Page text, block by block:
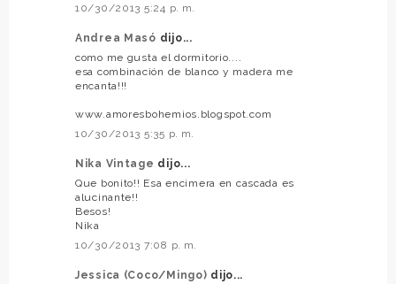
10/30/2013 5:24 p. m.
Andrea Masó dijo...
como me gusta el dormitorio....
esa combinación de blanco y madera me
encanta!!!
www.amoresbohemios.blogspot.com
10/30/2013 5:35 p. m.
Nika Vintage dijo...
Que bonito!! Esa encimera en cascada es
alucinante!!
Besos!
Nika
10/30/2013 7:08 p. m.
Jessica (Coco/Mingo) dijo...